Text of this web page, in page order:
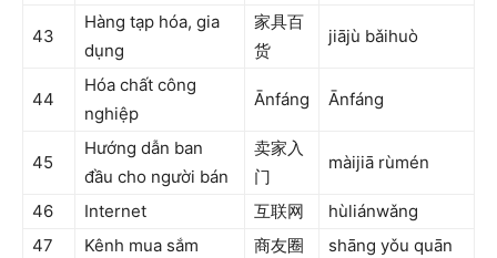
43
Hàng tạp hóa, gia
dụng
家具百
货
jiājù bǎihuò
44
Hóa chất công
nghiệp
Ānfáng Ānfáng
45
Hướng dẫn ban
đầu cho người bán
卖家入
门
màijiā rùmén
46 Internet 互联网
hùliánwǎng
47
Kênh mua sắm 商友圈
shāng yǒu quān